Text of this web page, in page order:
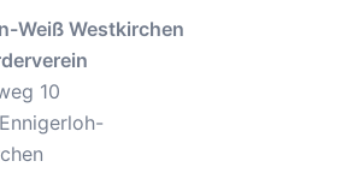
Weiß Westkirchen
10